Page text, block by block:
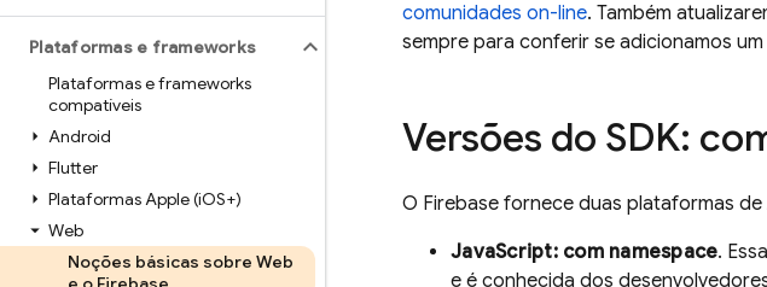
Plataformas e frameworks
Plataformas e frameworks
compatíveis
Android
Flutter
Plataformas Apple (iOS+)
Web
Noções básicas sobre Web
comunidades on-line. Também
sempre para conferir se adicionamos
Versões do SDK:
O Firebase fornece duas plataformas
JavaScript: com namespace.
e é conhecida dos